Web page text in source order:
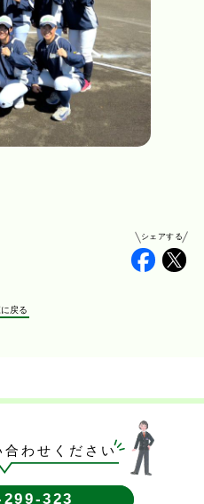
シェアする
戻る
合わせください
323